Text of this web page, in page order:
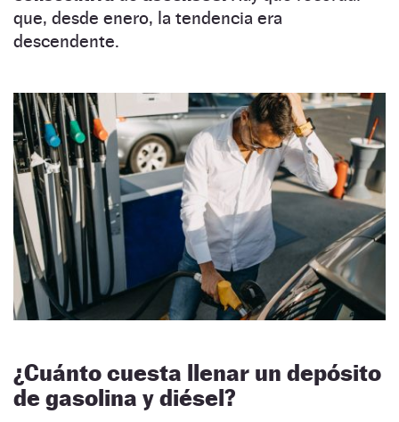
que, desde enero, la tendencia era
descendente.
¿Cuánto cuesta llenar un depósito
de gasolina y diésel?